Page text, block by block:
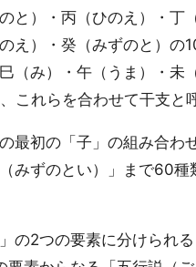
と）・丙（ひのえ）・丁
え）・癸（みずのと）
（み）・午（うま）・
これらを合わせて干支と
初の「子」の組み合わ
みずのとい）」まで60
2つの要素に分けられ